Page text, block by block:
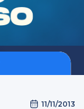
11/11/2013